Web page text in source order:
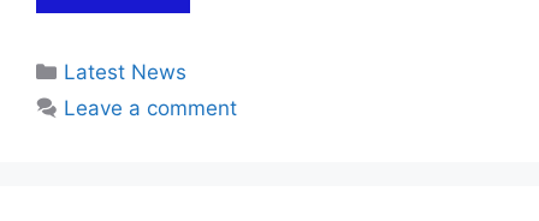
Categories
Latest News
Leave a comment